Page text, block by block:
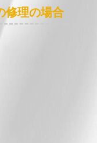
修理の場合